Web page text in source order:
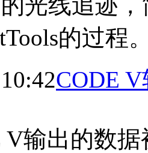
光线追迹
的过程
CODE
输出的数据